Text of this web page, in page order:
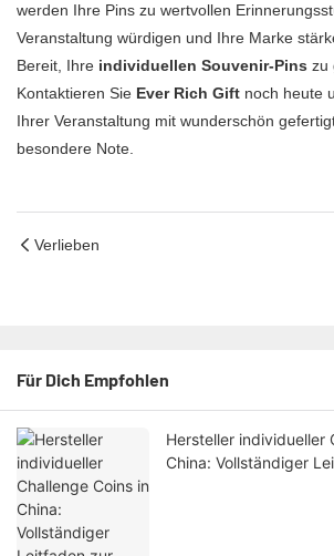
werden Ihre Pins zu wertvollen
Veranstaltung würdigen und Ihre Marke
Bereit, Ihre individuellen Souvenir-Pins zu
Kontaktieren Sie Ever Rich Gift noch heute
Ihrer Veranstaltung mit wunderschön
besondere Note.
Verlieben
Für Dich Empfohlen
Hersteller individueller
China: Vollständiger